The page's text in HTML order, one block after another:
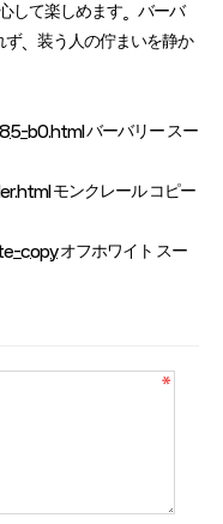
して楽しめます。バーバ
ず、装う人の佇まいを静か
b0.html バーバリー スー
モンクレール コピー
copyオフホワイト スー